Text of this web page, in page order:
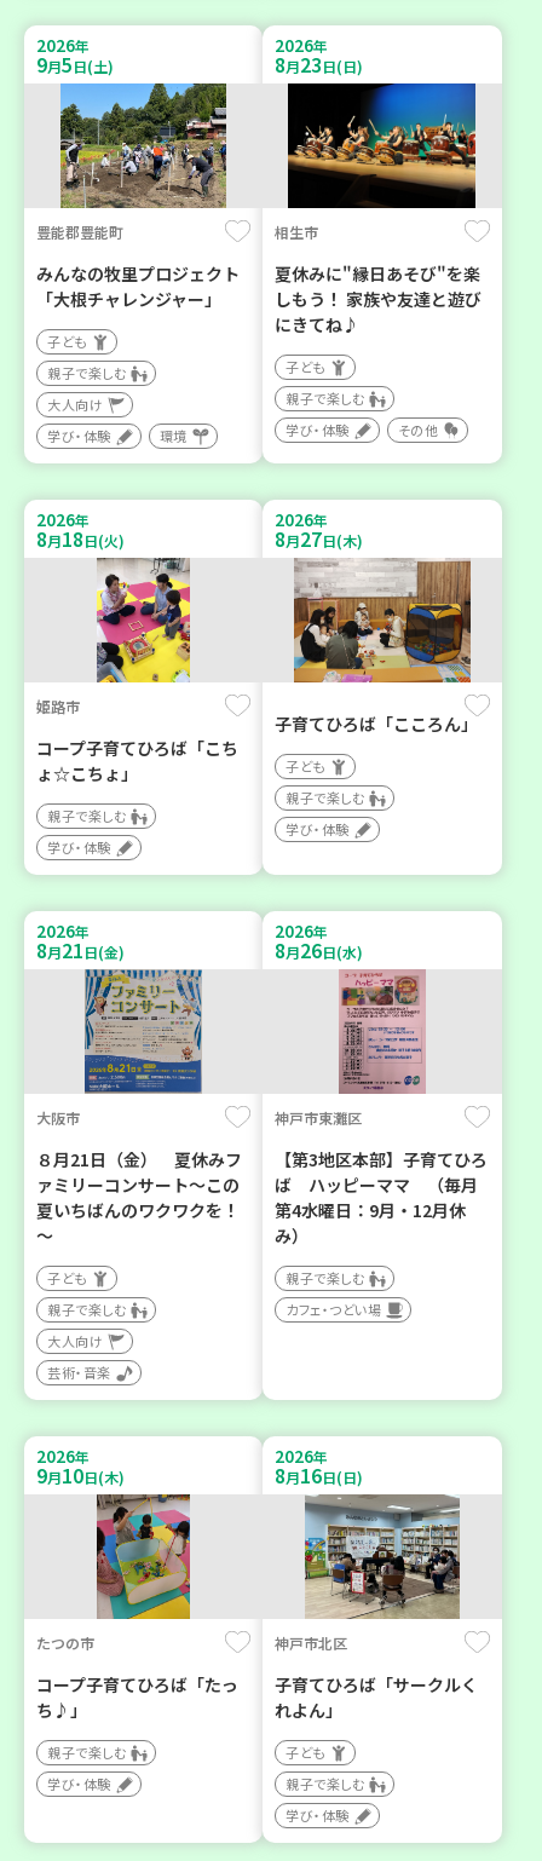
2026年
9月5日(土)
豊能郡豊能町
みんなの牧里プロジェクト
「大根チャレンジャー」
子ども
親子で楽しむ
大人向け
学び・体験
環境
2026年
8月23日(日)
相生市
夏休みに"縁日あそび"を楽
しもう！ 家族や友達と遊び
にきてね♪
子ども
親子で楽しむ
学び・体験
その他
2026年
8月18日(火)
姫路市
コープ子育てひろば「こち
ょ☆こちょ」
親子で楽しむ
学び・体験
2026年
8月27日(木)
子育てひろば「こころん」
子ども
親子で楽しむ
学び・体験
2026年
8月21日(金)
大阪市
８月21日（金） 夏休みフ
ァミリーコンサート～この
夏いちばんのワクワクを！
～
子ども
親子で楽しむ
大人向け
芸術・音楽
2026年
8月26日(水)
神戸市東灘区
【第3地区本部】子育てひろ
ば ハッピーママ （毎月
第4水曜日：9月・12月休
み）
親子で楽しむ
カフェ・つどい場
2026年
9月10日(木)
たつの市
コープ子育てひろば「たっ
ち♪」
親子で楽しむ
学び・体験
2026年
8月16日(日)
神戸市北区
子育てひろば「サークルく
れよん」
子ども
親子で楽しむ
学び・体験